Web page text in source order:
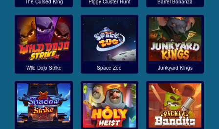
The Cursed King Piggy Cluster Hunt Barrel Bonanza
Wild Dojo Strike Space Zoo Junkyard Kings